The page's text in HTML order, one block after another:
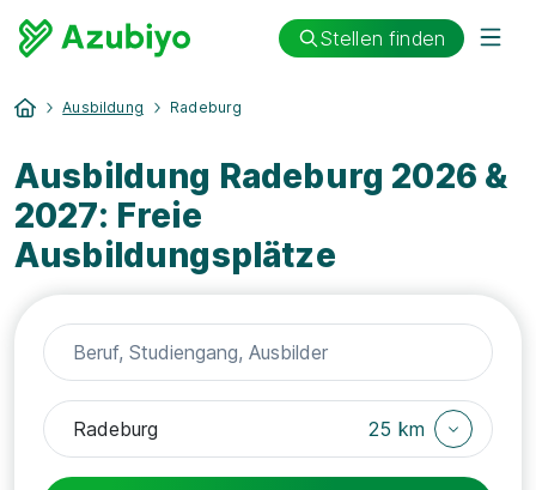
Stellen finden
Ausbildung Radeburg
Ausbildung Radeburg 2026 &
2027: Freie
Ausbildungsplätze
25 km